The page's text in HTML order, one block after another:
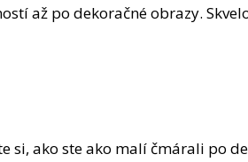
až po dekoračné obrazy.
si, ako ste ako malí čmárali po